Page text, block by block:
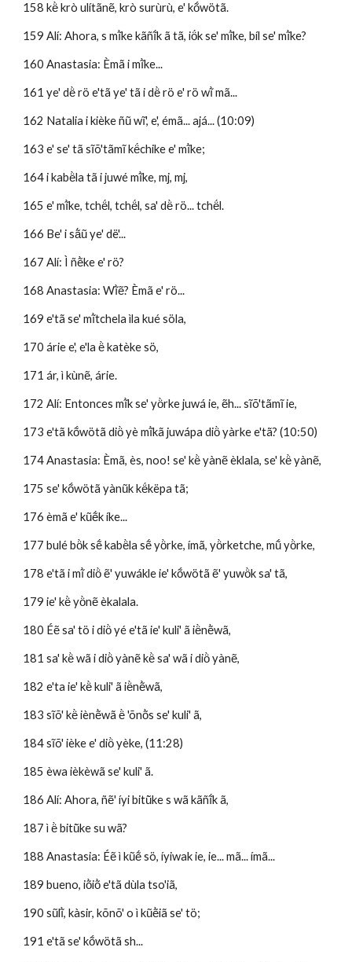
158 kë̀ krò ulítãnẽ, krò surùrù, e' kṍwötã.
159 Alí: Ahora, s mĩ̀ke kãñĩ́k ã tã, iö́k se' mĩ̀ke, bíl se' mĩ̀ke?
160 Anastasia: Èmã i mĩ̀ke...
161 ye' dë̀ rö e'tã ye' tã i dë̀ rö e' rö wĩ̀ mã...
162 Natalia i kièke ñũ wĩ', e', émã... ajá... (10:09)
163 e' se' tã sĩõ'tãmĩ kë́chike e' mĩ̀ke;
164 i kabë̀la tã i juwé mĩ̀ke, mj, mj,
165 e' mĩ̀ke, tchë́l, tchë́l, sa' dë̀ rö... tchë́l.
166 Be' i sã́ũ ye' dë'...
167 Alí: Ì ñẽ̀ke e' rö?
168 Anastasia: Wĩ̀ẽ? Èmã e' rö...
169 e'tã se' mĩ̀tchela ìla kué söla,
170 árie e', e'la ë̀ katèke sö,
171 ár, ì kùnẽ, árie.
172 Alí: Entonces mĩ̀k se' yö̀rke juwá ie, ẽh... sĩõ'tãmĩ ie,
173 e'tã kṍwötã diö̀ yè mĩ̀kã juwápa diö̀ yàrke e'tã? (10:50)
174 Anastasia: Èmã, ès, noo! se' kë̀ yànẽ èklala, se' kë̀ yànẽ,
175 se' kṍwötã yànũk kë́këpa tã;
176 èmã e' kũẽ́k íke...
177 bulé bö̀k sẽ́ kabë̀la sẽ́ yö̀rke, ímã, yö̀rketche, mṹ yö̀rke,
178 e'tã i mĩ̀ diö̀ ẽ' yuwákle ie' kṍwötã ẽ' yuwö̀k sa' tã,
179 ie' kë̀ yö̀nẽ èkalala.
180 Éẽ sa' tö i diö̀ yé e'tã ie' kuli' ã ië̀nẽ̀wã,
181 sa' kë̀ wã i diö̀ yànẽ kë̀ sa' wã i diö̀ yànẽ,
182 e'ta ie' kë̀ kuli' ã ië̀nẽ̀wã,
183 sĩõ' kë̀ iènẽ̀wã ë̀ 'õnõ̀s se' kuli' ã,
184 sĩõ' ièke e' diö̀ yèke, (11:28)
185 èwa ièkèwã se' kuli' ã.
186 Alí: Ahora, ñẽ' íyi bitũ̀ke s wã kãñĩ́k ã,
187 ì ë̀ bitũ̀ke su wã?
188 Anastasia: Éẽ ì kũẽ́ sö, íyiwak ie, ie... mã... ímã...
189 bueno, iõ̀iõ̀ e'tã dùla tso'iã,
190 sũlĩ̀, kàsir, kõnõ' o ì kũẽ̀iã se' tö;
191 e'tã se' kṍwötã sh...